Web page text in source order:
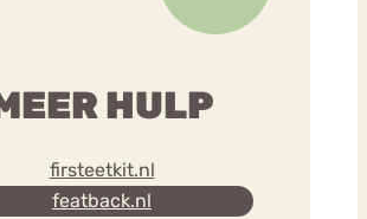
HULP
firsteetkit.nl
featback.nl